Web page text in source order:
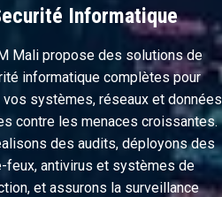
Informatique
Mali propose des solutions de
informatique complètes pour
systèmes, réseaux et données
contre les menaces croissantes.
des audits, déployons des
feux, antivirus et systèmes de
et assurons la surveillance